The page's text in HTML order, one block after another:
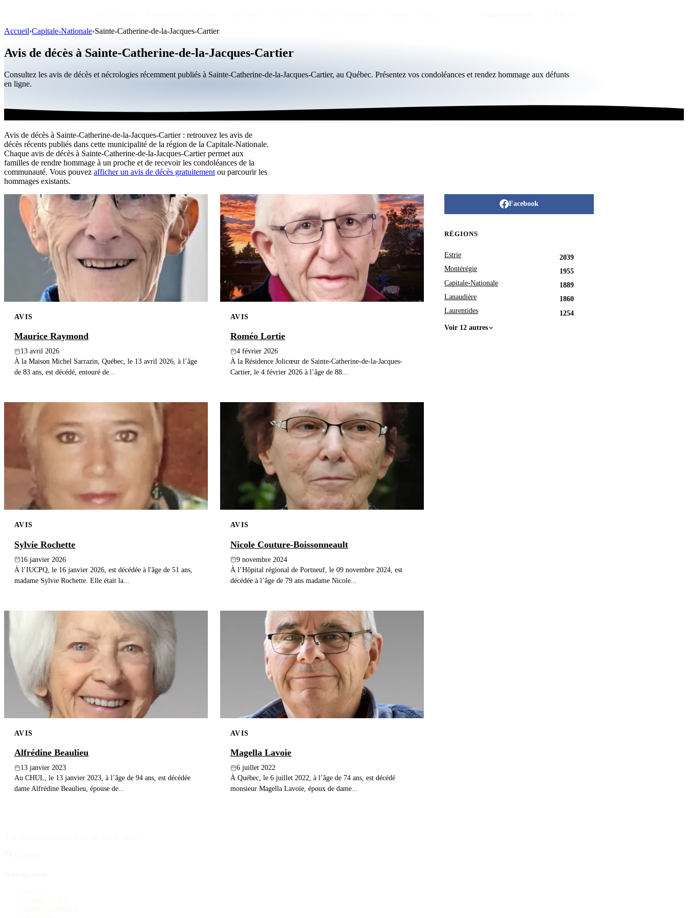
Accueil›Capitale-Nationale›Sainte-Catherine-de-la-Jacques-Cartier
Avis de décès à Sainte-Catherine-de-la-Jacques-Cartier
Consultez les avis de décès et nécrologies récemment publiés à Sainte-Catherine-de-la-Jacques-Cartier, au Québec. Présentez vos condoléances et rendez hommage aux défunts
en ligne.
Avis de décès à Sainte-Catherine-de-la-Jacques-Cartier : retrouvez les avis de
décès récents publiés dans cette municipalité de la région de la Capitale-Nationale.
Chaque avis de décès à Sainte-Catherine-de-la-Jacques-Cartier permet aux
familles de rendre hommage à un proche et de recevoir les condoléances de la
communauté. Vous pouvez afficher un avis de décès gratuitement ou parcourir les
hommages existants.
AVIS
Maurice Raymond
13 avril 2026
À la Maison Michel Sarrazin, Québec, le 13 avril 2026, à l’âge
de 83 ans, est décédé, entouré de...
AVIS
Roméo Lortie
4 février 2026
À la Résidence Jolicœur de Sainte-Catherine-de-la-Jacques-
Cartier, le 4 février 2026 à l’âge de 88...
AVIS
Sylvie Rochette
16 janvier 2026
À l’IUCPQ, le 16 janvier 2026, est décédée à l'âge de 51 ans,
madame Sylvie Rochette. Elle était la...
AVIS
Nicole Couture-Boissonneault
9 novembre 2024
À l’Hôpital régional de Portneuf, le 09 novembre 2024, est
décédée à l’âge de 79 ans madame Nicole...
AVIS
Alfrédine Beaulieu
13 janvier 2023
Au CHUL, le 13 janvier 2023, à l’âge de 94 ans, est décédée
dame Alfrédine Beaulieu, épouse de...
AVIS
Magella Lavoie
6 juillet 2022
À Québec, le 6 juillet 2022, à l’âge de 74 ans, est décédé
monsieur Magella Lavoie, époux de dame...
Facebook
RÉGIONS
Estrie
2039
Montérégie
1955
Capitale-Nationale
1889
Lanaudière
1860
Laurentides
1254
Voir 12 autres